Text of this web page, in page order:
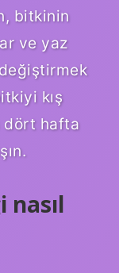
bitkinin
ve yaz
değiştirmek
kış
dört hafta
nasıl